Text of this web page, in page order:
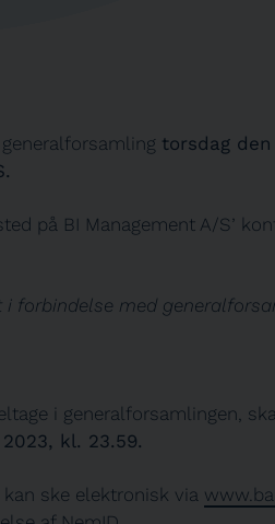
torsdag
på BI Management A/S’
i forbindelse med
i generalforsamlingen,
kl. 23.59.
ske elektronisk via